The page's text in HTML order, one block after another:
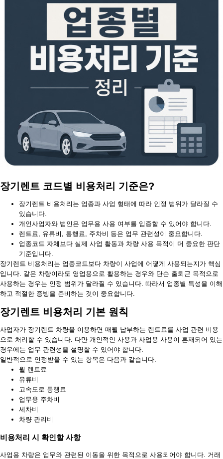
장기렌트 코드별 비용처리 기준은?
장기렌트 비용처리는 업종과 사업 형태에 따라 인정 범위가 달라질 수
있습니다.
개인사업자와 법인은 업무용 사용 여부를 입증할 수 있어야 합니다.
렌트료, 유류비, 통행료, 주차비 등은 업무 관련성이 중요합니다.
업종코드 자체보다 실제 사업 활동과 차량 사용 목적이 더 중요한 판단
기준입니다.
장기렌트 비용처리는 업종코드보다 차량이 사업에 어떻게 사용되는지가 핵심
입니다. 같은 차량이라도 영업용으로 활용하는 경우와 단순 출퇴근 목적으로
사용하는 경우는 인정 범위가 달라질 수 있습니다. 따라서 업종별 특성을 이해
하고 적절한 증빙을 준비하는 것이 중요합니다.
장기렌트 비용처리 기본 원칙
사업자가 장기렌트 차량을 이용하면 매월 납부하는 렌트료를 사업 관련 비용
으로 처리할 수 있습니다. 다만 개인적인 사용과 사업용 사용이 혼재되어 있는
경우에는 업무 관련성을 설명할 수 있어야 합니다.
일반적으로 인정받을 수 있는 항목은 다음과 같습니다.
월 렌트료
유류비
고속도로 통행료
업무용 주차비
세차비
차량 관리비
비용처리 시 확인할 사항
사업용 차량은 업무와 관련된 이동을 위한 목적으로 사용되어야 합니다. 거래